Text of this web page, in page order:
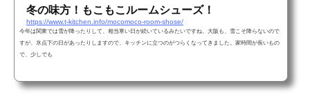
冬の味方！もこもこルームシューズ！
https://www.t-kitchen.info/mocomoco-room-shose/
今年は関東では雪が降ったりして、相当寒い日が続いているみたいですね。大阪も、雪こそ降らないので
すが、氷点下の日があったりしますので、キッチンに立つのがつらくなってきました。家時間が長いもの
で、少しでも